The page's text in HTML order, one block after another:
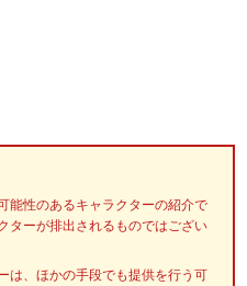
能性のあるキャラクターの紹介で
ターが排出されるものではござい
は、ほかの手段でも提供を行う可